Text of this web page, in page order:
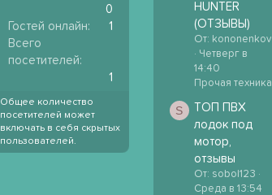
0
Гостей онлайн
1
Всего
посетителей
1
Общее количество
посетителей может
включать в себя скрытых
пользователей.
HUNTER
(ОТЗЫВЫ)
От: kononenkov
Четверг в
14:40
Прочая техника
S
ТОП ПВХ
лодок под
мотор,
отзывы
От: sobol123
Среда в 13:54